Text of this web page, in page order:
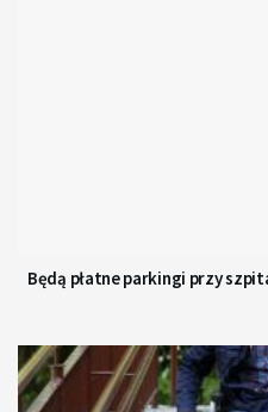
Będą płatne parkingi przy